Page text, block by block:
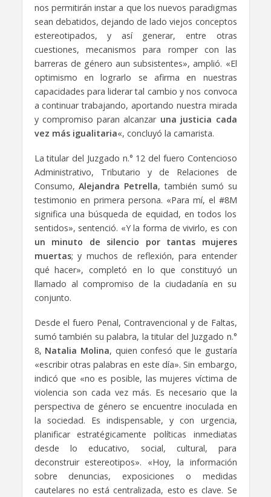
nos permitirán instar a que los nuevos paradigmas
sean debatidos, dejando de lado viejos conceptos
estereotipados, y así generar, entre otras
cuestiones, mecanismos para romper con las
barreras de género aun subsistentes», amplió. «El
optimismo en lograrlo se afirma en nuestras
capacidades para liderar tal cambio y nos convoca
a continuar trabajando, aportando nuestra mirada
y compromiso paran alcanzar una justicia cada
vez más igualitaria«, concluyó la camarista.
La titular del Juzgado n.° 12 del fuero Contencioso
Administrativo, Tributario y de Relaciones de
Consumo,Alejandra Petrella, también sumó su
testimonio en primera persona. «Para mí, el #8M
significa una búsqueda de equidad, en todos los
sentidos», sentenció. «Y la forma de vivirlo, es con
un minuto de silencio por tantas mujeres
muertas; y muchos de reflexión, para entender
qué hacer», completó en lo que constituyó un
llamado al compromiso de la ciudadanía en su
conjunto.
Desde el fuero Penal, Contravencional y de Faltas,
sumó también su palabra, la titular del Juzgado n.°
8, Natalia Molina, quien confesó que le gustaría
«escribir otras palabras en este día». Sin embargo,
indicó que «no es posible, las mujeres víctima de
violencia son cada vez más. Es necesario que la
perspectiva de género se encuentre inoculada en
la sociedad. Es indispensable, y con urgencia,
planificar estratégicamente políticas inmediatas
desde lo educativo, social, cultural, para
deconstruir estereotipos». «Hoy, la información
sobre denuncias, exposiciones o medidas
cautelares no está centralizada, esto es clave. Se